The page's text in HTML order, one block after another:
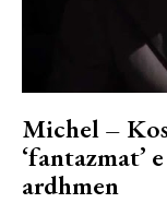
Michel –
‘fantazmat’
ardhmen